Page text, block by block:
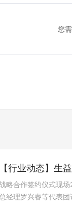
您
【行业动态】生
略合作签约仪式现
总经理罗兴睿等代表